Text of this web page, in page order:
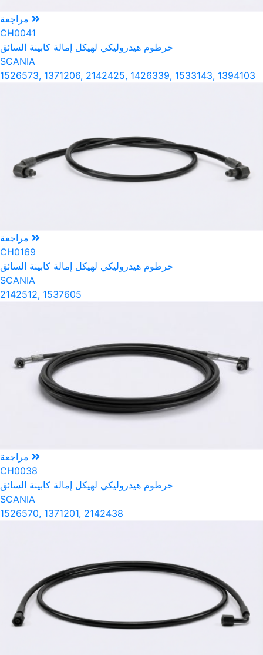
مراجعة
CH0041
خرطوم هيدروليكي لهيكل إمالة كابينة السائق
SCANIA
1526573, 1371206, 2142425, 1426339, 1533143, 1394103
مراجعة
CH0169
خرطوم هيدروليكي لهيكل إمالة كابينة السائق
SCANIA
2142512, 1537605
مراجعة
CH0038
خرطوم هيدروليكي لهيكل إمالة كابينة السائق
SCANIA
1526570, 1371201, 2142438